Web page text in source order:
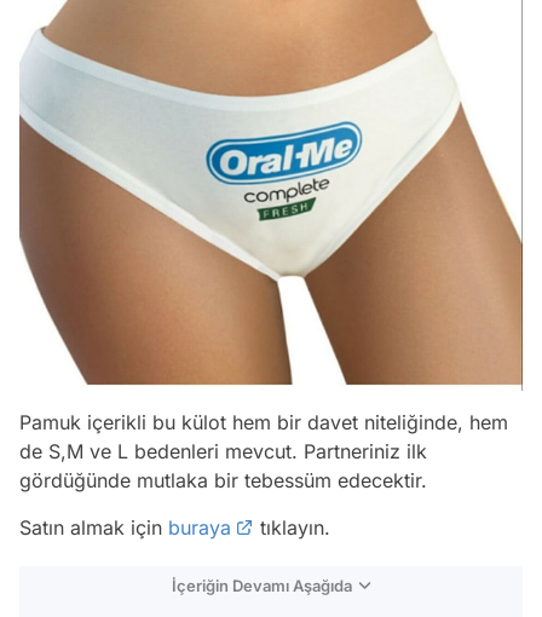
Pamuk içerikli bu külot hem bir davet niteliğinde, hem
de S,M ve L bedenleri mevcut. Partneriniz ilk
gördüğünde mutlaka bir tebessüm edecektir.
Satın almak için buraya tıklayın.
İçeriğin Devamı Aşağıda